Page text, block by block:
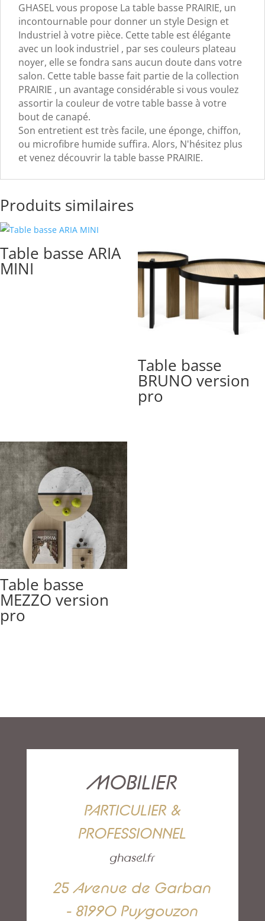
GHASEL vous propose La table basse PRAIRIE, un
incontournable pour donner un style Design et
Industriel à votre pièce. Cette table est élégante
avec un look industriel , par ses couleurs plateau
noyer, elle se fondra sans aucun doute dans votre
salon. Cette table basse fait partie de la collection
PRAIRIE , un avantage considérable si vous voulez
assortir la couleur de votre table basse à votre
bout de canapé.
Son entretient est très facile, une éponge, chiffon,
ou microfibre humide suffira. Alors, N'hésitez plus
et venez découvrir la table basse PRAIRIE.
Produits similaires
Table basse ARIA
MINI
Table basse
BRUNO version
pro
Table basse
MEZZO version
pro
MOBILIER
PARTICULIER &
PROFESSIONNEL
ghasel.fr
25 Avenue de Garban
- 81990 Puygouzon